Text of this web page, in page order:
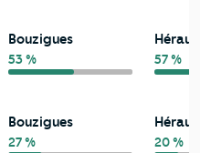
Bouzigues
53 %
Hérault
57 %
Bouzigues
27 %
Hérault
20 %